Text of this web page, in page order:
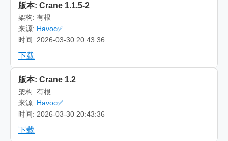
版本: Crane 1.1.5-2
架构: 有根
来源: Havoc✅
时间: 2026-03-30 20:43:36
下载
版本: Crane 1.2
架构: 有根
来源: Havoc✅
时间: 2026-03-30 20:43:36
下载